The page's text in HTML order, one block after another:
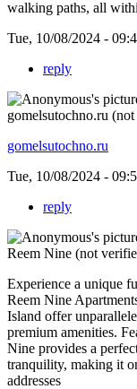
walking paths, all
Tue, 10/08/2024 -
reply
gomelsutochno.ru
gomelsutochno.ru
Tue, 10/08/2024 -
reply
Reem Nine (not
Experience a unique
Reem Nine
Island offer
premium amenities.
Nine provides a
tranquility, making it
addresses